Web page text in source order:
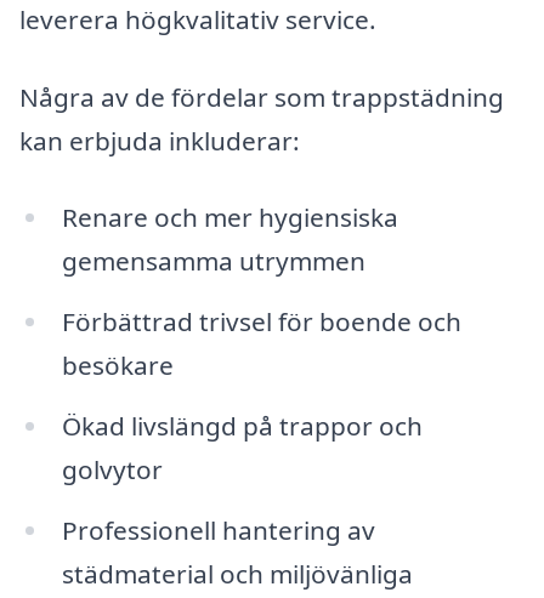
leverera högkvalitativ service.
Några av de fördelar som trappstädning
kan erbjuda inkluderar:
Renare och mer hygiensiska
gemensamma utrymmen
Förbättrad trivsel för boende och
besökare
Ökad livslängd på trappor och
golvytor
Professionell hantering av
städmaterial och miljövänliga